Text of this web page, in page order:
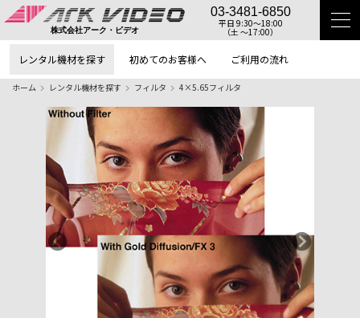
株式会社アーク・ビデオ
03-3481-6850
平日 9:30〜18:00
（土 〜17:00）
レンタル機材を探す 初めてのお客様へ ご利用の流れ
ホーム レンタル機材を探す フィルタ 4×5.65フィルタ